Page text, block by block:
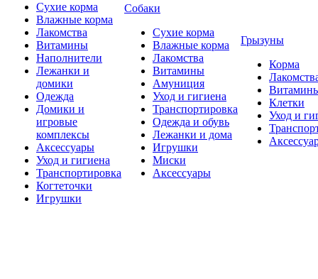
Сухие корма
Влажные корма
Лакомства
Витамины
Наполнители
Лежанки и
домики
Одежда
Домики и
игровые
комплексы
Аксессуары
Уход и гигиена
Транспортировка
Когтеточки
Игрушки
Собаки
Сухие корма
Влажные корма
Лакомства
Витамины
Амуниция
Уход и гигиена
Транспортировка
Одежда и обувь
Лежанки и дома
Игрушки
Миски
Аксессуары
Грызуны
Корма
Клетки
Уход и